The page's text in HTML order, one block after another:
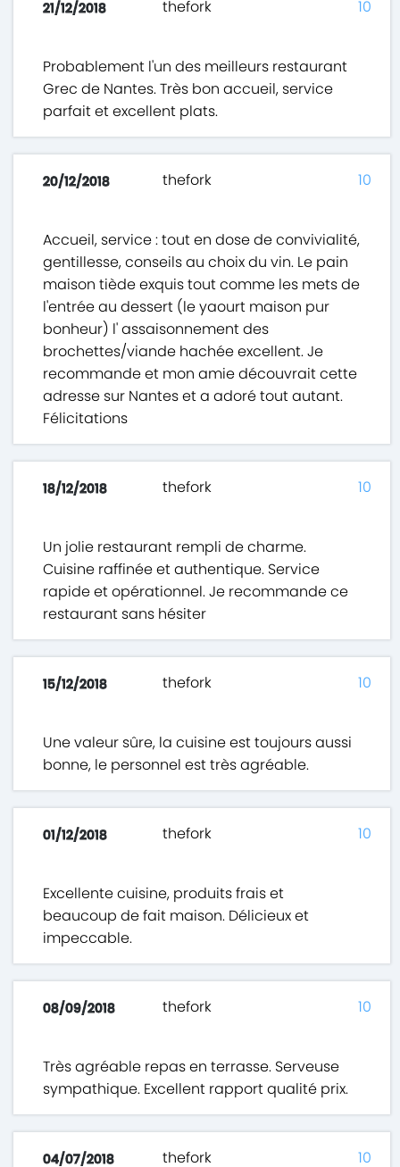
21/12/2018 thefork
Probablement l'un des meilleurs restaurant
Grec de Nantes. Très bon accueil, service
parfait et excellent plats.
10
20/12/2018 thefork
Accueil, service : tout en dose de convivialité,
gentillesse, conseils au choix du vin. Le pain
maison tiède exquis tout comme les mets de
l'entrée au dessert (le yaourt maison pur
bonheur) l' assaisonnement des
brochettes/viande hachée excellent. Je
recommande et mon amie découvrait cette
adresse sur Nantes et a adoré tout autant.
Félicitations
10
18/12/2018 thefork
Un jolie restaurant rempli de charme.
Cuisine raffinée et authentique. Service
rapide et opérationnel. Je recommande ce
restaurant sans hésiter
10
15/12/2018 thefork
Une valeur sûre, la cuisine est toujours aussi
bonne, le personnel est très agréable.
10
01/12/2018 thefork
Excellente cuisine, produits frais et
beaucoup de fait maison. Délicieux et
impeccable.
10
08/09/2018 thefork
Très agréable repas en terrasse. Serveuse
sympathique. Excellent rapport qualité prix.
10
04/07/2018 thefork 10